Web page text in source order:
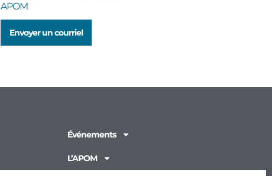
APOM
Envoyer un courriel
Événements
L’APOM